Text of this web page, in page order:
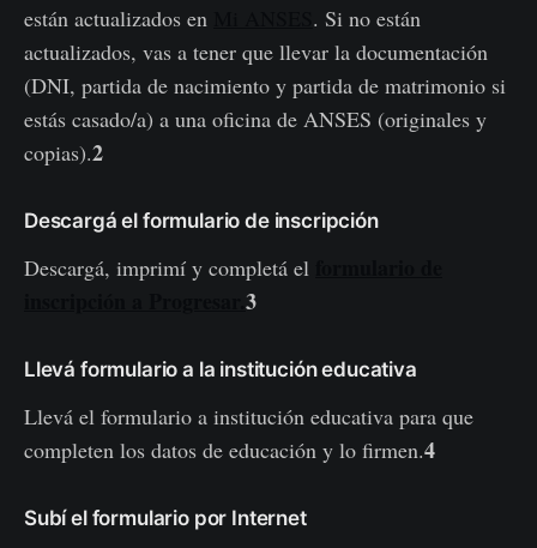
están actualizados en
. Si no están
actualizados, vas a tener que llevar la documentación
(DNI, partida de nacimiento y partida de matrimonio si
estás casado/a) a una oficina de ANSES (originales y
copias).2
Descargá el formulario de inscripción
Descargá, imprimí y completá el
3
Llevá formulario a la institución educativa
Llevá el formulario a institución educativa para que
completen los datos de educación y lo firmen.4
Subí el formulario por Internet